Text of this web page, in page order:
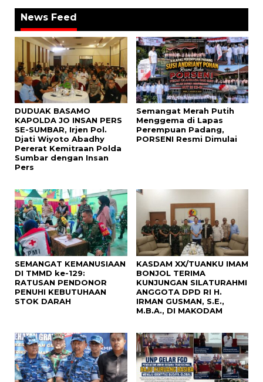
News Feed
DUDUAK BASAMO
KAPOLDA JO INSAN PERS
SE-SUMBAR, Irjen Pol.
Djati Wiyoto Abadhy
Pererat Kemitraan Polda
Sumbar dengan Insan
Pers
Semangat Merah Putih
Menggema di Lapas
Perempuan Padang,
PORSENI Resmi Dimulai
SEMANGAT KEMANUSIAAN
DI TMMD ke-129:
RATUSAN PENDONOR
PENUHI KEBUTUHAAN
STOK DARAH
KASDAM XX/TUANKU IMAM
BONJOL TERIMA
KUNJUNGAN SILATURAHMI
ANGGOTA DPD RI H.
IRMAN GUSMAN, S.E.,
M.B.A., DI MAKODAM